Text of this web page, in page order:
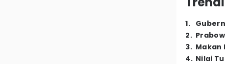
1.
2.
3. Makan
4. Nilai